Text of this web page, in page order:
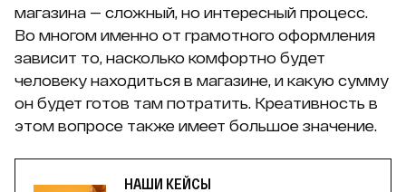
магазина — сложный, но интересный процесс.
Во многом именно от грамотного оформления
зависит то, насколько комфортно будет
человеку находиться в магазине, и какую сумму
он будет готов там потратить. Креативность в
этом вопросе также имеет большое значение.
НАШИ КЕЙСЫ